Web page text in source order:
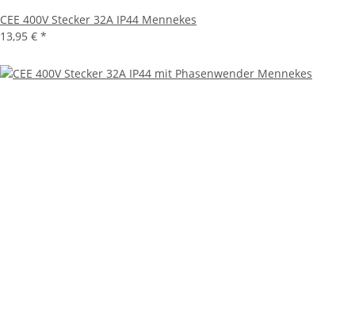
CEE 400V Stecker 32A IP44 Mennekes
13,95 € *